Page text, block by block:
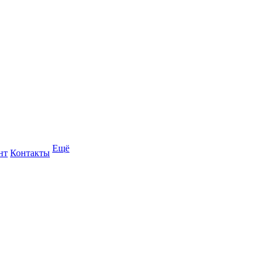
Контакты Ещё